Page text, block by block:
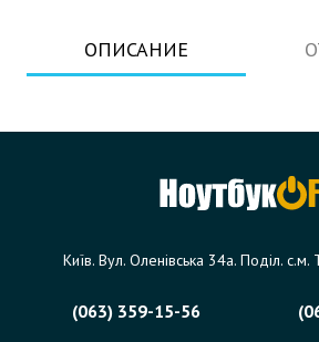
ОПИСАНИЕ
Київ. Вул. Оленівська 34а. Поділ.
(063) 359-15-56